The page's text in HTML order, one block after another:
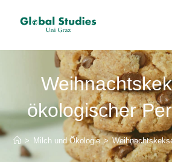
ökologischer
> Milch und Ökologie >